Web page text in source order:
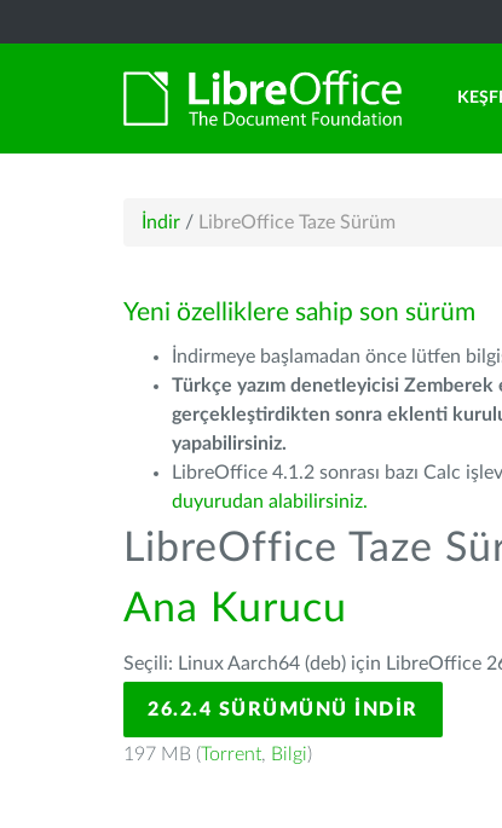
İndir / LibreOffice Taze Sürüm
Yeni özelliklere sahip son sürüm
İndirmeye başlamadan önce lütfen
Türkçe yazım denetleyicisi
gerçekleştirdikten sonra eklenti
yapabilirsiniz.
LibreOffice 4.1.2 sonrası bazı Calc
duyurudan alabilirsiniz.
LibreOffice Taze
Ana Kurucu
Seçili: Linux Aarch64 (deb) için LibreOffice
26.2.4 SÜRÜMÜNÜ İNDIR
197 MB (Torrent, Bilgi)